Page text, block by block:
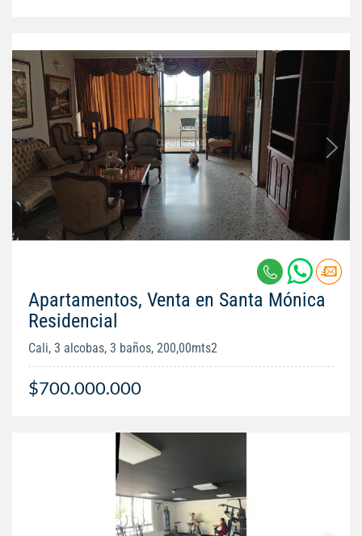
Apartamentos, Venta en Santa Mónica
Residencial
Cali, 3 alcobas, 3 baños, 200,00mts2
$700.000.000